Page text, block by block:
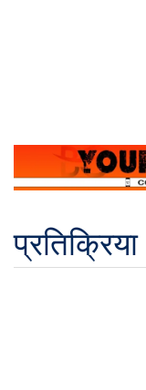
प्रतिक्रिया